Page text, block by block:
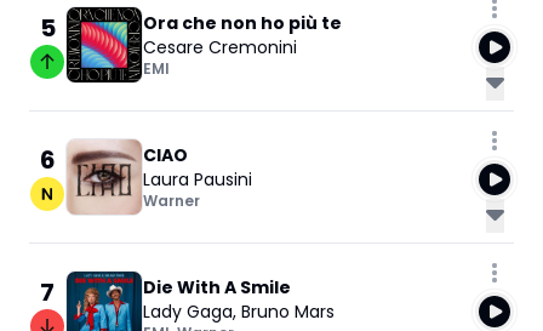
5
Ora che non ho più te
Cesare Cremonini
EMI
6
CIAO
Laura Pausini
Warner
7
Die With A Smile
Lady Gaga, Bruno Mars